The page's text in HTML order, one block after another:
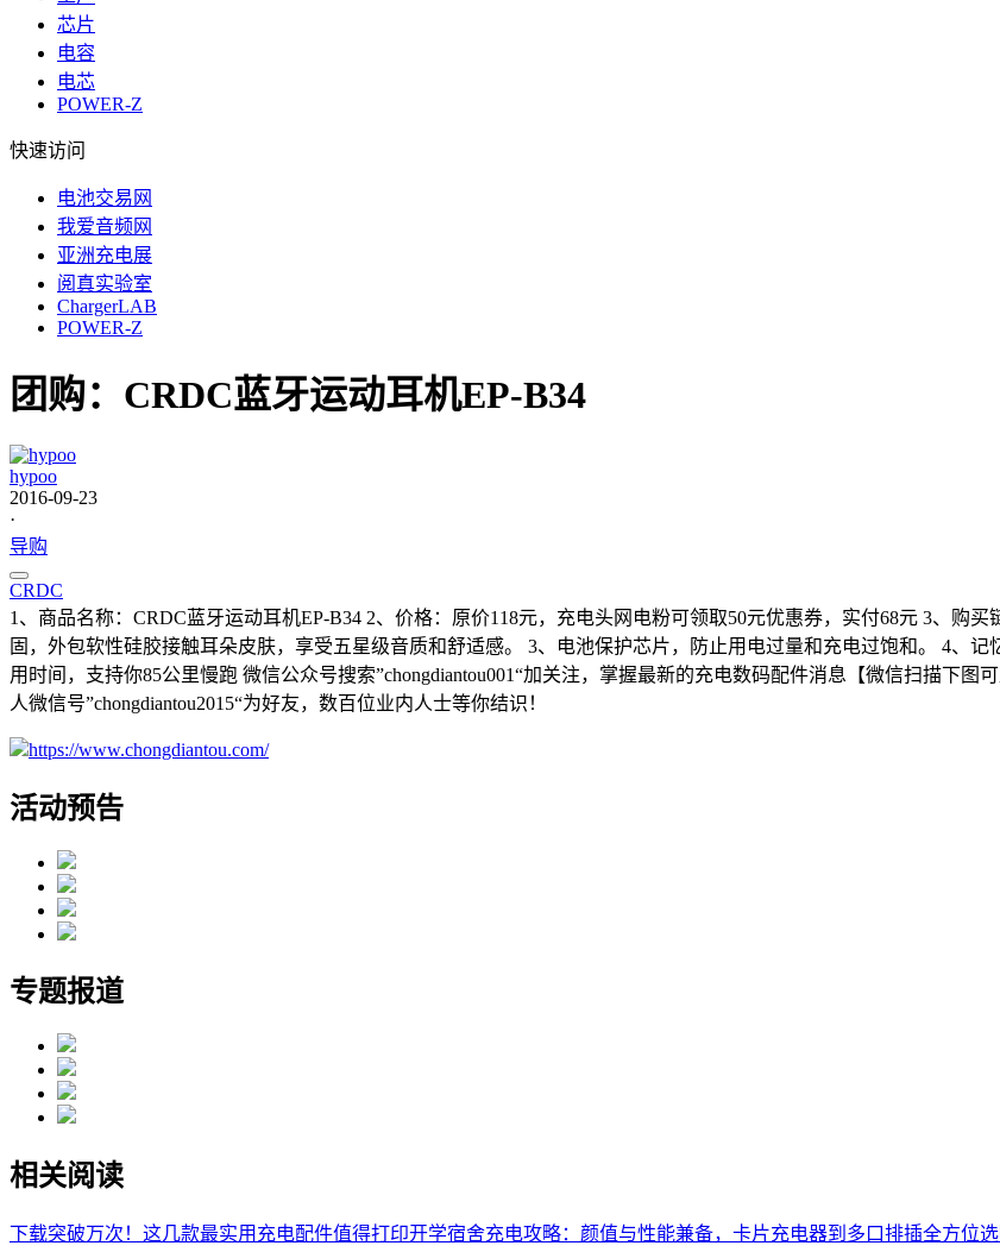
芯片
电容
电芯
POWER-Z
快速访问
电池交易网
我爱音频网
亚洲充电展
阅真实验室
ChargerLAB
POWER-Z
团购：CRDC蓝牙运动耳机EP-B34
hypoo
2016-09-23
·
导购
CRDC
1、商品名称：CRDC蓝牙运动耳机EP-B34 2、价格：原价118元，充电头网电粉可领取50元优惠券，实付68元 3、购买
固，外包软性硅胶接触耳朵皮肤，享受五星级音质和舒适感。 3、电池保护芯片，防止用电过量和充电过饱和。 4、
用时间，支持你85公里慢跑 微信公众号搜索”chongdiantou001“加关注，掌握最新的充电数码配件消息【微信扫描下
人微信号”chongdiantou2015“为好友，数百位业内人士等你结识！
https://www.chongdiantou.com/
活动预告
专题报道
相关阅读
下载突破万次！这几款最实用充电配件值得打印开学宿舍充电攻略：颜值与性能兼备，卡片充电器到多口排插全方位